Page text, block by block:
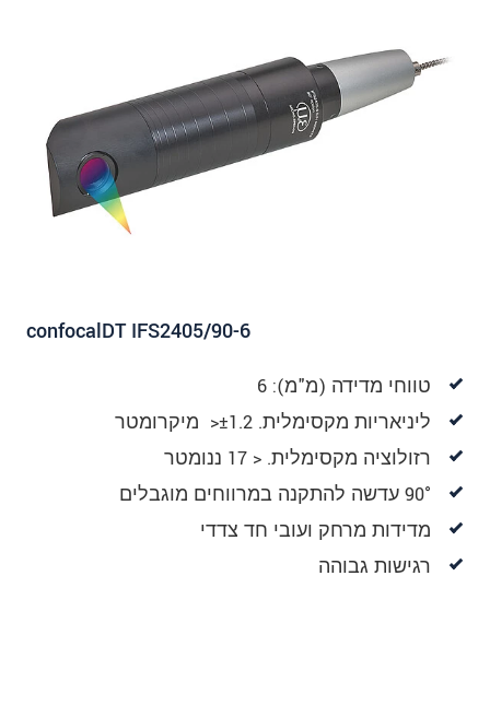
confocalDT IFS2405/90-6
טווחי מדידה (מ"מ): 6
ליניאריות מקסימלית. ±1.2< מיקרומטר
רזולוציה מקסימלית. < 17 ננומטר
90° עדשה להתקנה במרווחים מוגבלים
מדידות מרחק ועובי חד צדדי
רגישות גבוהה